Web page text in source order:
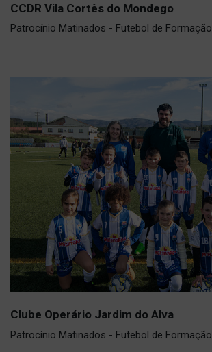
CCDR Vila Cortês do Mondego
Patrocínio Matinados - Futebol de Formação
Clube Operário Jardim do Alva
Patrocínio Matinados - Futebol de Formação